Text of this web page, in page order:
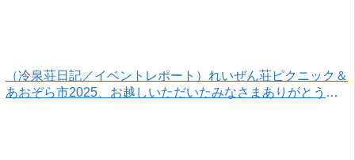
（冷泉荘日記／イベントレポート）れいぜん荘ピクニック＆
あおぞら市2025、お越しいただいたみなさまありがとうご